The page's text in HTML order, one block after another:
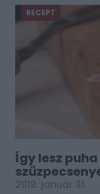
RECEPT
Így lesz
kiszárítani!
2019. január 31.